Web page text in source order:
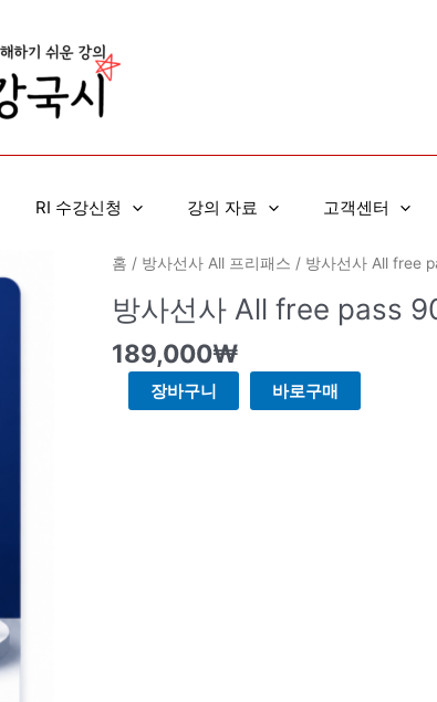
RI 수강신청 강의 자료 고객센터
홈 / 방사선사 All 프리패스 / 방사선사 All free
방사선사 All free pass
189,000₩
방
선
사
All
장바구니 바로구매